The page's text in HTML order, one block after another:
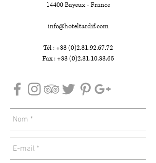
14400 Bayeux - France
info@hoteltardif.com
Tél : +33 (0)2.31.92.67.72
Fax : +33 (0)2.31.10.33.65